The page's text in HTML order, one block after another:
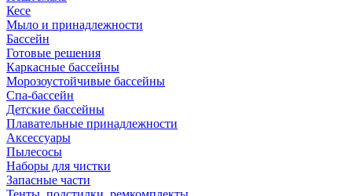
Кесе
Мыло и принадлежности
Бассейн
Готовые решения
Каркасные бассейны
Морозоустойчивые бассейны
Спа-бассейн
Детские бассейны
Плавательные принадлежности
Аксессуары
Пылесосы
Наборы для чистки
Запасные части